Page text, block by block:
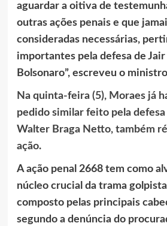
aguardar a oitiva de
outras ações penais e que
consideradas necessárias,
importantes pela defesa de
Bolsonaro”, escreveu o
Na quinta-feira (5), Moraes já
pedido similar feito pela defesa
Walter Braga Netto, também
ação.
A ação penal 2668 tem como
núcleo crucial da trama
composto pelas principais
segundo a denúncia do